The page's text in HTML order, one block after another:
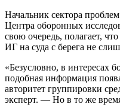
Начальник сектора
Центра оборонных
свою очередь, полагает,
ИГ на суда с берега не
«Безусловно, в интересах
подобная информация
авторитет группировки
эксперт. — Но в то же